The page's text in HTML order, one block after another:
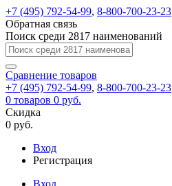
+7 (495) 792-54-99, 8-800-700-23-23
Обратная связь
Поиск среди 2817 наименований
Сравнение товаров
+7 (495) 792-54-99, 8-800-700-23-23
0 товаров 0 руб.
Скидка
0 руб.
Вход
Регистрация
Вход